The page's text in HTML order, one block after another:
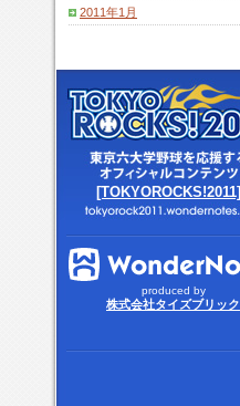
2011年1月
[TOKYOROCKS!2011]
produced by
株式会社タイズブリック